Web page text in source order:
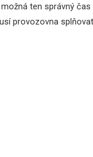
ten správný
provozovna